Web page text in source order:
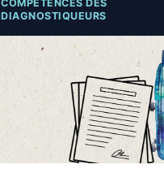
COMPÉTENCES DES
DIAGNOSTIQUEURS